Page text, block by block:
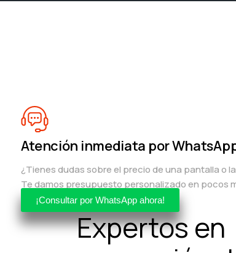
Atención inmediata por
¿Tienes dudas sobre el precio de una pantalla o
Te damos presupuesto personalizado en pocos
¡Consultar por WhatsApp ahora!
Expertos en